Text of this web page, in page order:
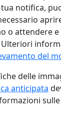
notifica,
o attendere
del
delle
anticipata
sulle